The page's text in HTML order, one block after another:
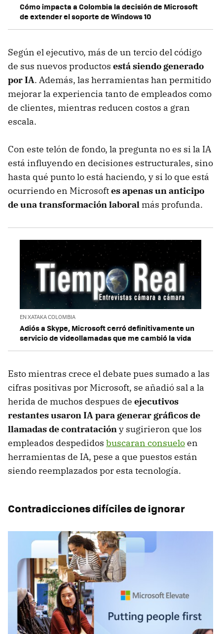
Cómo impacta a Colombia la decisión de Microsoft
de extender el soporte de Windows 10
Según el ejecutivo, más de un tercio del código
de sus nuevos productos está siendo generado
por IA. Además, las herramientas han permitido
mejorar la experiencia tanto de empleados como
de clientes, mientras reducen costos a gran
escala.
Con este telón de fondo, la pregunta no es si la IA
está influyendo en decisiones estructurales, sino
hasta qué punto lo está haciendo, y si lo que está
ocurriendo en Microsoftes apenas un anticipo
de una transformación laboral más profunda.
EN XATAKA COLOMBIA
Adiós a Skype, Microsoft cerró definitivamente un
servicio de videollamadas que me cambió la vida
Esto mientras crece el debate pues sumado a las
cifras positivas por Microsoft, se añadió sal a la
herida de muchos despues de ejecutivos
restantes usaron IA para generar gráficos de
llamadas de contratacióny sugirieron que los
empleados despedidos buscaran consueloen
herramientas de IA, pese a que puestos están
siendo reemplazados por esta tecnología.
Contradicciones difíciles de ignorar